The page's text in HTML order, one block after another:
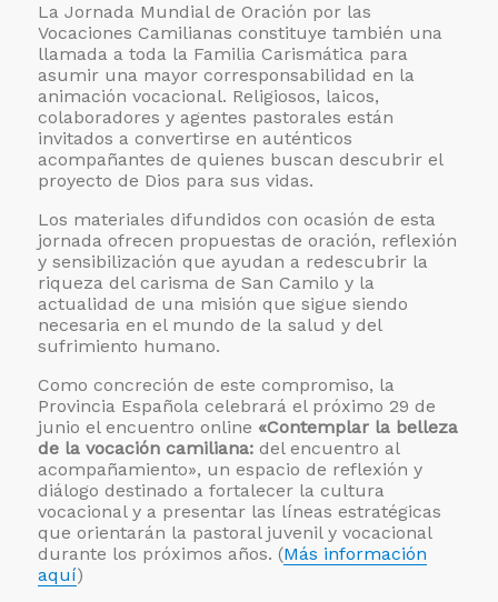
La Jornada Mundial de Oración por las
Vocaciones Camilianas constituye también una
llamada a toda la Familia Carismática para
asumir una mayor corresponsabilidad en la
animación vocacional. Religiosos, laicos,
colaboradores y agentes pastorales están
invitados a convertirse en auténticos
acompañantes de quienes buscan descubrir el
proyecto de Dios para sus vidas.
Los materiales difundidos con ocasión de esta
jornada ofrecen propuestas de oración, reflexión
y sensibilización que ayudan a redescubrir la
riqueza del carisma de San Camilo y la
actualidad de una misión que sigue siendo
necesaria en el mundo de la salud y del
sufrimiento humano.
Como concreción de este compromiso, la
Provincia Española celebrará el próximo 29 de
junio el encuentro online «Contemplar la belleza
de la vocación camiliana: del encuentro al
acompañamiento», un espacio de reflexión y
diálogo destinado a fortalecer la cultura
vocacional y a presentar las líneas estratégicas
que orientarán la pastoral juvenil y vocacional
durante los próximos años. (Más información
aquí)